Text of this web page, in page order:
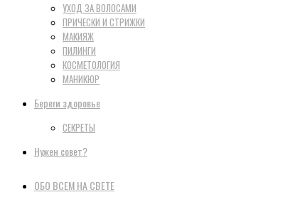
УХОД ЗА ВОЛОСАМИ
ПРИЧЕСКИ И СТРИЖКИ
МАКИЯЖ
ПИЛИНГИ
КОСМЕТОЛОГИЯ
МАНИКЮР
Береги здоровье
СЕКРЕТЫ
Нужен совет?
ОБО ВСЕМ НА СВЕТЕ